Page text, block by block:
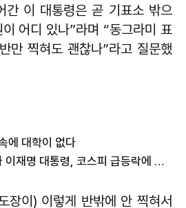
간 이 대통령은 곧 기표소 밖으
어디 있나”라며 “동그라미 표
만 찍혀도 괜찮나”라고 질문했
에 대학이 없다
블룸버그 "주식 애호가 이재명 대통령, 코스피 급등락에 역풍"
장이) 이렇게 반밖에 안 찍혀서